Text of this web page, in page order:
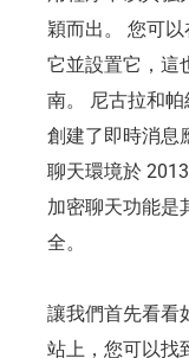
穎而出。 您可
它並設置它，這
南。 尼古拉和
創建了即時消息
聊天環境於
加密聊天功能是
全。
讓我們首先看看
站上，您可以找